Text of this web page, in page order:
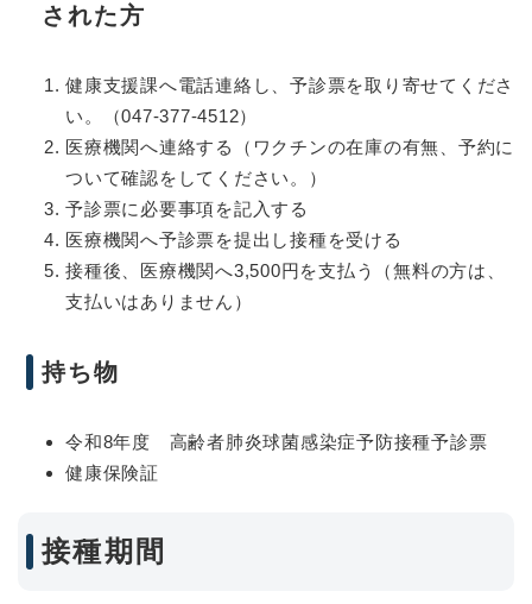
された方
健康支援課へ電話連絡し、予診票を取り寄せてくださ
い。（047-377-4512）
医療機関へ連絡する（ワクチンの在庫の有無、予約に
ついて確認をしてください。）
予診票に必要事項を記入する
医療機関へ予診票を提出し接種を受ける
接種後、医療機関へ3,500円を支払う（無料の方は、
支払いはありません）
持ち物
令和8年度 高齢者肺炎球菌感染症予防接種予診票
健康保険証
接種期間